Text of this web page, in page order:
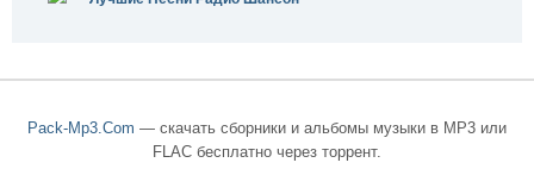
Pack-Mp3.Com — скачать сборники и альбомы музыки в MP3 или
FLAC бесплатно через торрент.